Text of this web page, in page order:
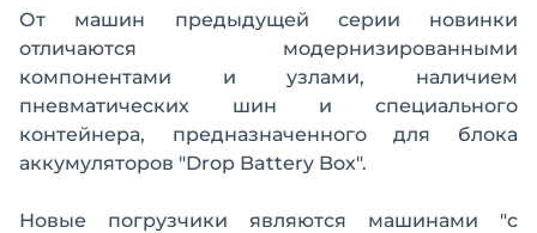
От машин предыдущей серии новинки
отличаются модернизированными
компонентами и узлами, наличием
пневматических шин и специального
контейнера, предназначенного для блока
аккумуляторов "Drop Battery Box".
Новые погрузчики являются машинами "с